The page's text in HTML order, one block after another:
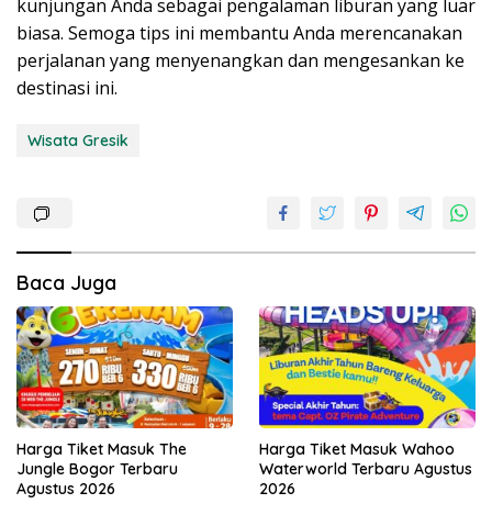
kunjungan Anda sebagai pengalaman liburan yang luar
biasa. Semoga tips ini membantu Anda merencanakan
perjalanan yang menyenangkan dan mengesankan ke
destinasi ini.
Wisata Gresik
Baca Juga
Harga Tiket Masuk The
Jungle Bogor Terbaru
Agustus 2026
Harga Tiket Masuk Wahoo
Waterworld Terbaru Agustus
2026